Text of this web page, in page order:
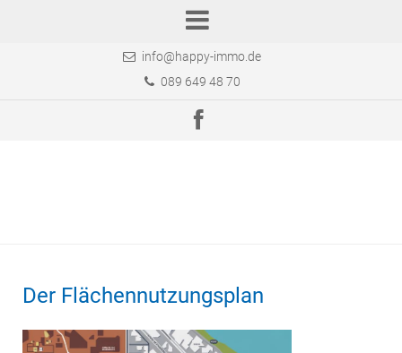
info@happy-immo.de
089 649 48 70
Der Flächennutzungsplan